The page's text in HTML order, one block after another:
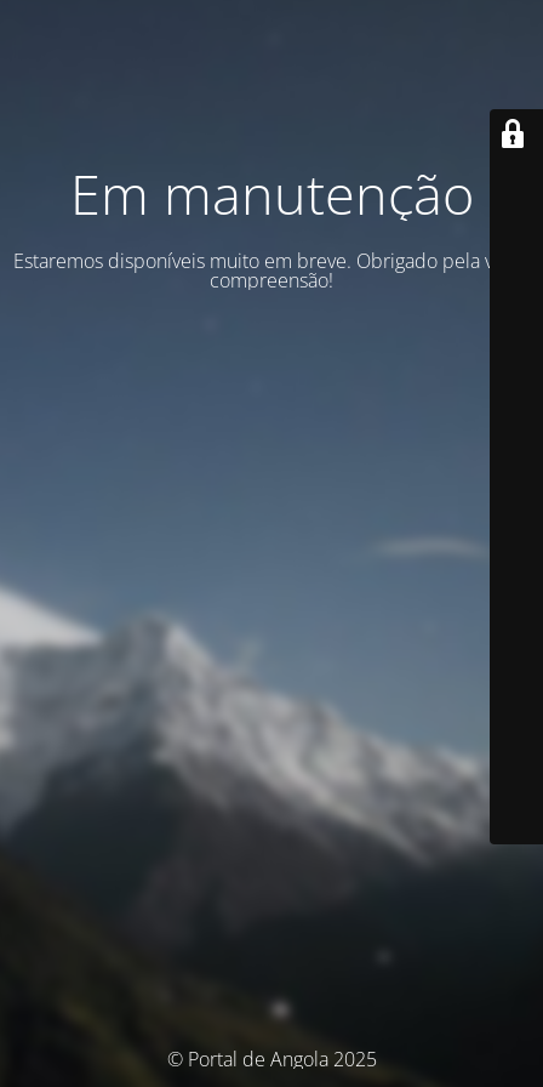
Em manutenção
Estaremos disponíveis muito em breve. Obrigado pela vossa
compreensão!
© Portal de Angola 2025